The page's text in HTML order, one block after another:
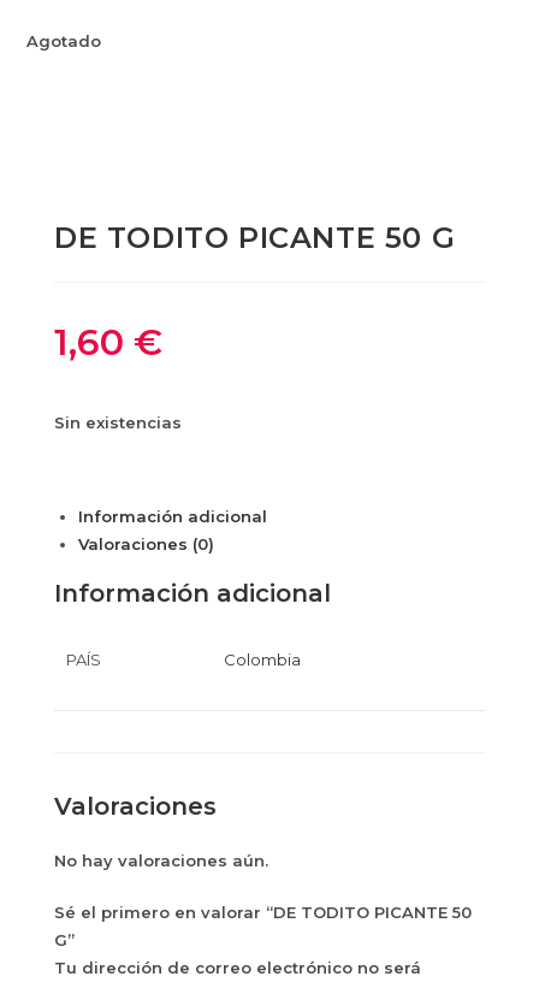
Agotado
DE TODITO PICANTE 50 G
1,60 €
Sin existencias
Información adicional
Valoraciones (0)
Información adicional
PAÍS Colombia
Valoraciones
No hay valoraciones aún.
Sé el primero en valorar “DE TODITO PICANTE 50
G”
Tu dirección de correo electrónico no será